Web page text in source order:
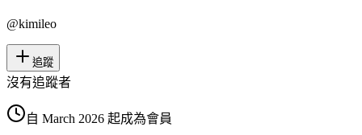
@kimileo
追蹤
沒有追蹤者
自 March 2026 起成為會員